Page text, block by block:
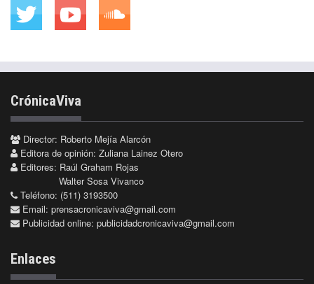
CrónicaViva
Director: Roberto Mejía Alarcón
Editora de opinión: Zuliana Lainez Otero
Editores: Raúl Graham Rojas
Walter Sosa Vivanco
Teléfono: (511) 3193500
Email: prensacronicaviva@gmail.com
Publicidad online: publicidadcronicaviva@gmail.com
Enlaces